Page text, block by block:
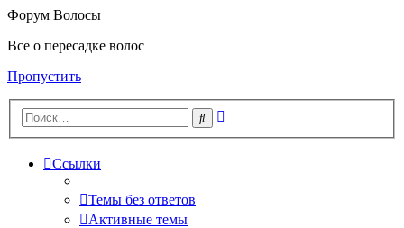
Форум Волосы
Все о пересадке волос
Пропустить
Поиск
Ссылки
Темы без ответов
Активные темы